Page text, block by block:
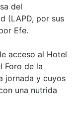
del
(LAPD, por sus
Efe.
acceso al Hotel
Foro de la
jornada y cuyos
una nutrida